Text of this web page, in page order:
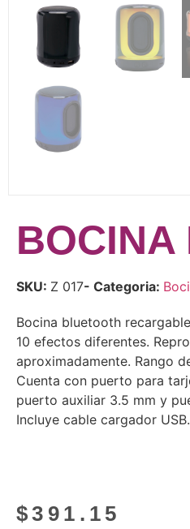
BOCINA
SKU: Z 017- Categoria:
Bocina bluetooth
10 efectos diferentes.
aproximadamente. Rango
Cuenta con puerto para
puerto auxiliar 3.5 mm y
Incluye cable cargador USB.
$391.15